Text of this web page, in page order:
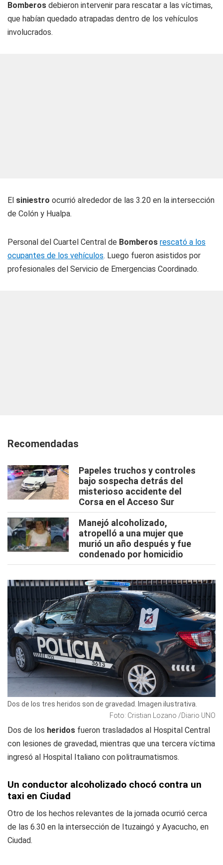
Bomberos debieron intervenir para rescatar a las víctimas,
que habían quedado atrapadas dentro de los vehículos
involucrados.
El siniestro ocurrió alrededor de las 3.20 en la intersección
de Colón y Hualpa.
Personal del Cuartel Central de Bomberos rescató a los
ocupantes de los vehículos. Luego fueron asistidos por
profesionales del Servicio de Emergencias Coordinado.
Recomendadas
Papeles truchos y controles
bajo sospecha detrás del
misterioso accidente del
Corsa en el Acceso Sur
Manejó alcoholizado,
atropelló a una mujer que
murió un año después y fue
condenado por homicidio
Dos de los tres heridos son de gravedad. Imagen ilustrativa.
Foto: Cristian Lozano /Diario UNO
Dos de los heridos fueron trasladados al Hospital Central
con lesiones de gravedad, mientras que una tercera víctima
ingresó al Hospital Italiano con politraumatismos.
Un conductor alcoholizado chocó contra un
taxi en Ciudad
Otro de los hechos relevantes de la jornada ocurrió cerca
de las 6.30 en la intersección de Ituzaingó y Ayacucho, en
Ciudad.